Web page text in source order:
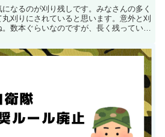
なるのが刈り残しです。みなさんの多く
刈りにされていると思います。意外と刈
数本ぐらいなのですが、長く残っている